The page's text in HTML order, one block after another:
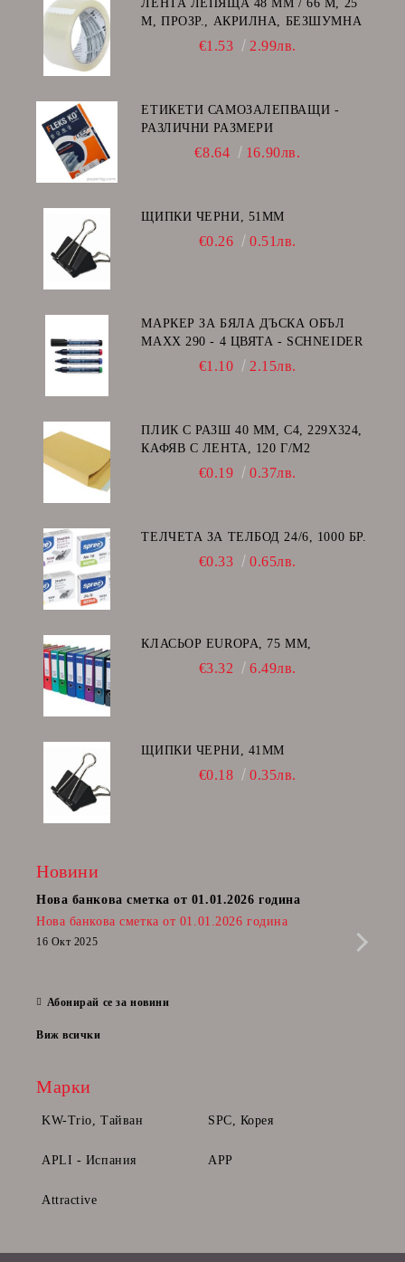
ЛЕНТА ЛЕПЯЩА 48 ММ / 66 М, 25
Μ, ПРОЗР., АКРИЛНА, БЕЗШУМНА
€1.53 2.99лв.
ЕТИКЕТИ САМОЗАЛЕПВАЩИ -
РАЗЛИЧНИ РАЗМЕРИ
€8.64 16.90лв.
ЩИПКИ ЧЕРНИ, 51ММ
€0.26 0.51лв.
МАРКЕР ЗА БЯЛА ДЪСКА ОБЪЛ
MAXX 290 - 4 ЦВЯТА - SCHNEIDER
€1.10 2.15лв.
ПЛИК С РАЗШ 40 MM, C4, 229Х324,
КАФЯВ С ЛЕНТА, 120 Г/М2
€0.19 0.37лв.
ТЕЛЧЕТА ЗА ТЕЛБОД 24/6, 1000 БР.
€0.33 0.65лв.
КЛАСЬОР EUROPA, 75 ММ,
€3.32 6.49лв.
ЩИПКИ ЧЕРНИ, 41ММ
€0.18 0.35лв.
Новини
Нова банкова сметка от 01.01.2026 година
Нова банкова сметка от 01.01.2026 година
16 Окт 2025
Абонирай се за новини
Виж всички
Марки
KW-Trio, Тайван SPC, Корея
APLI - Испания APP
Attractive